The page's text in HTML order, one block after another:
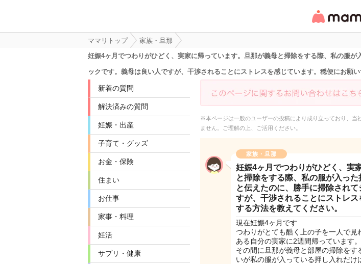
リ・情報サイ
ママリトップ
家族・旦那
妊娠4ヶ月でつわりがひどく、実家に帰っています。旦那が義母と掃除をする際、私の服
ックです。義母は良い人ですが、干渉されることにストレスを感じています。穏便にお願い
新着の質問
解決済みの質問
妊娠・出産
子育て・グッズ
お金・保険
住まい
お仕事
家事・料理
妊活
サプリ・健康
※本ページは一般のユーザーの投稿により成り立っており、当
ません。ご理解の上、ご活用ください。
家族・旦那
妊娠4ヶ月でつわりがひどく、実
と掃除をする際、私の服が入っ
と伝えたのに、勝手に掃除され
すが、干渉されることにストレ
する方法を教えてください。
現在妊娠4ヶ月です
つわりがとても酷く上の子を一人で
ある自分の実家に2週間帰っています。
その間に旦那が義母と部屋の掃除を
いが私の服が入っている押し入れだ